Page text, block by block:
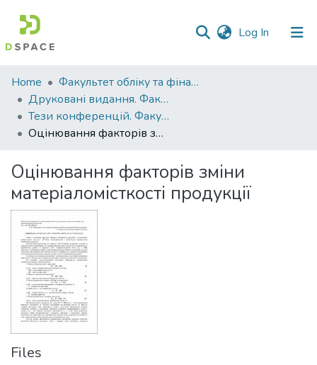
Log In (current)
Communities
&
Collections
All of DSpace
Statistics
Home
Факультет обліку та фінансів
Друковані видання. Факультет обліку та фінансів
Тези конференцій. Факультет обліку та фінансів
Оцінювання факторів зміни матеріаломісткості продукції
Оцінювання факторів зміни
матеріаломісткості продукції
Files